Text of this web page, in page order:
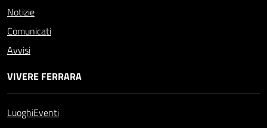
Notizie
Comunicati
Avvisi
VIVERE FERRARA
LuoghiEventi